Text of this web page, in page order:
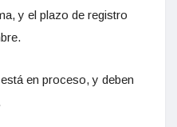
y el plazo de registro
en proceso, y deben